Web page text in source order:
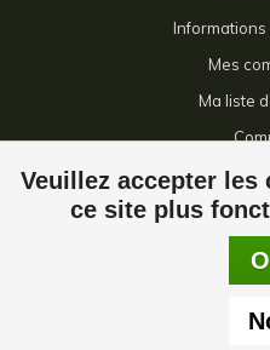
Veuillez accepter les
ce site plus
Informations
Mes
Ma liste
Tous